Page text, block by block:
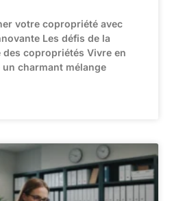
votre copropriété avec
Les défis de la
copropriétés Vivre en
charmant mélange